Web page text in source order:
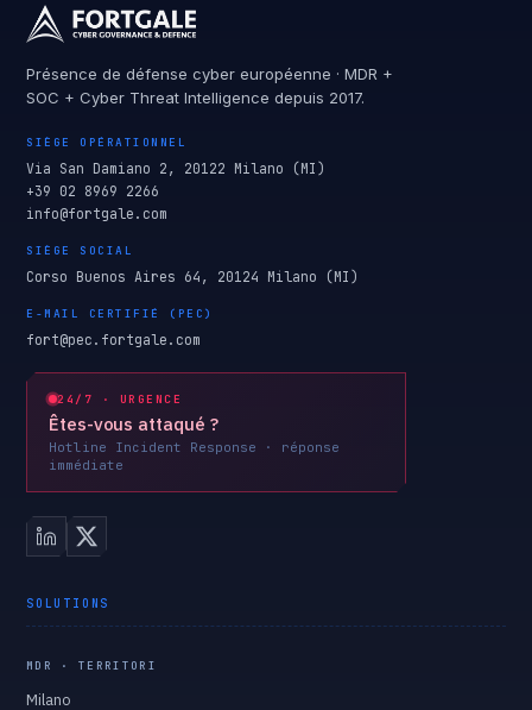
Présence de défense cyber européenne · MDR +
SOC + Cyber Threat Intelligence depuis 2017.
SIÈGE OPÉRATIONNEL
Via San Damiano 2, 20122 Milano (MI)
+39 02 8969 2266
info@fortgale.com
SIÈGE SOCIAL
Corso Buenos Aires 64, 20124 Milano (MI)
E-MAIL CERTIFIÉ (PEC)
fort@pec.fortgale.com
24/7 · URGENCE
Êtes-vous attaqué ?
Hotline Incident Response · réponse
immédiate
SOLUTIONS
MDR · TERRITORI
Milano